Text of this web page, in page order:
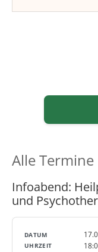
Alle Termine
Infoabend:
und